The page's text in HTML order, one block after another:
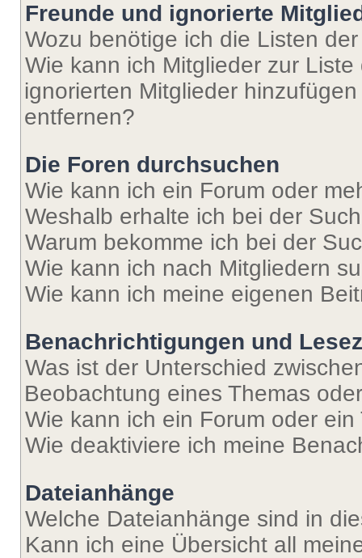
Freunde und ignorierte
Wozu benötige ich die Listen
Wie kann ich Mitglieder zur
ignorierten Mitglieder
entfernen?
Die Foren durchsuchen
Wie kann ich ein Forum oder
Weshalb erhalte ich bei der
Warum bekomme ich bei der
Wie kann ich nach Mitgliedern
Wie kann ich meine eigenen
Benachrichtigungen und
Was ist der Unterschied
Beobachtung eines Themas
Wie kann ich ein Forum oder
Wie deaktiviere ich meine
Dateianhänge
Welche Dateianhänge sind in
Kann ich eine Übersicht all